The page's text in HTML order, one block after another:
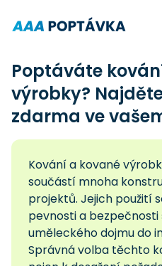
Poptáváte
výrobky?
zdarma ve
Kování a kované
součástí mnoha
projektů. Jejich použití
pevnosti a
uměleckého dojmu do
Správná volba těchto